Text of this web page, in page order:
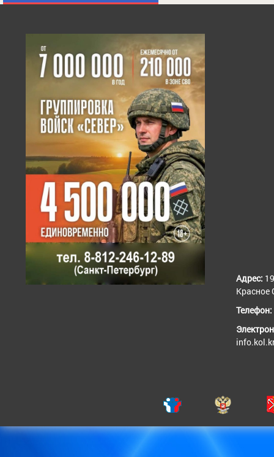
Адрес:
Красное
Телефон: